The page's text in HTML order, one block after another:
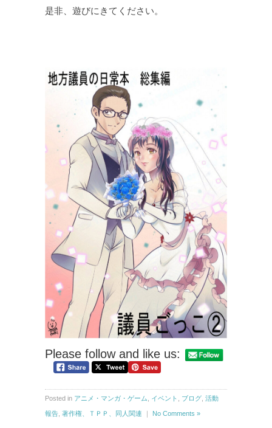
是非、遊びにきてください。
Please follow and like us:
Posted in アニメ・マンガ・ゲーム イベント ブログ 活動
報告 著作権、ＴＰＰ、同人関連 ｜ No Comments »